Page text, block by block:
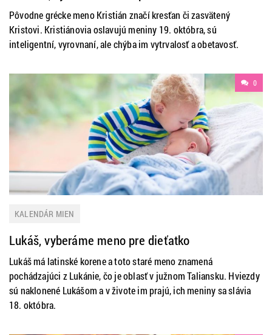
Pôvodne grécke meno Kristián značí kresťan či zasvätený
Kristovi. Kristiánovia oslavujú meniny 19. októbra, sú
inteligentní, vyrovnaní, ale chýba im vytrvalosť a obetavosť.
0
KALENDÁR MIEN
Lukáš, vyberáme meno pre dieťatko
Lukáš má latinské korene a toto staré meno znamená
pochádzajúci z Lukánie, čo je oblasť v južnom Taliansku. Hviezdy
sú naklonené Lukášom a v živote im prajú, ich meniny sa slávia
18. októbra.